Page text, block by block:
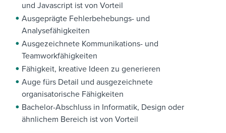
und Javascript ist von Vorteil
Ausgeprägte Fehlerbehebungs- und
Analysefähigkeiten
Ausgezeichnete Kommunikations- und
Teamworkfähigkeiten
Fähigkeit, kreative Ideen zu generieren
Auge fürs Detail und ausgezeichnete
organisatorische Fähigkeiten
Bachelor-Abschluss in Informatik, Design oder
ähnlichem Bereich ist von Vorteil